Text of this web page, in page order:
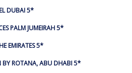
DUBAI 5*
PALM JUMEIRAH 5*
EMIRATES 5*
BY ROTANA, ABU DHABI 5*